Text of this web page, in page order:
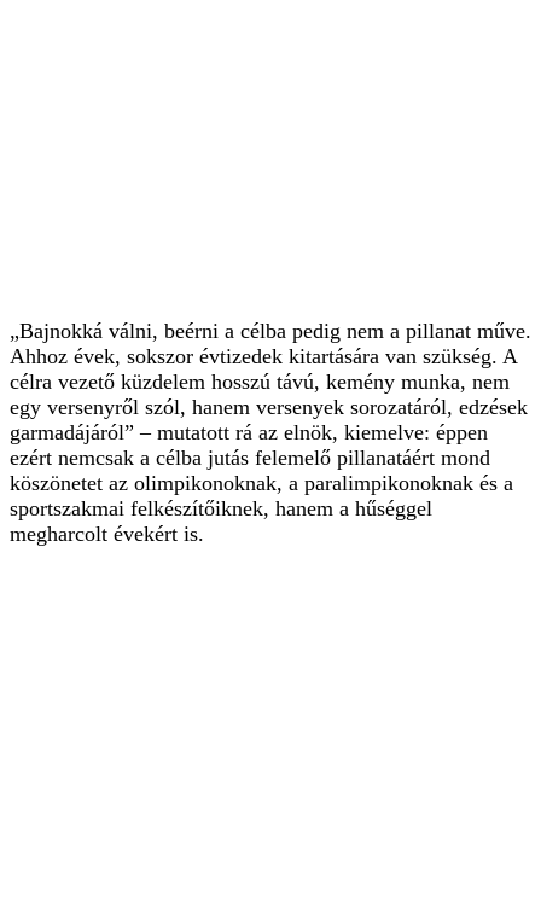
„Bajnokká válni, beérni a célba pedig nem a pillanat műve.
Ahhoz évek, sokszor évtizedek kitartására van szükség. A
célra vezető küzdelem hosszú távú, kemény munka, nem
egy versenyről szól, hanem versenyek sorozatáról, edzések
garmadájáról” – mutatott rá az elnök, kiemelve: éppen
ezért nemcsak a célba jutás felemelő pillanatáért mond
köszönetet az olimpikonoknak, a paralimpikonoknak és a
sportszakmai felkészítőiknek, hanem a hűséggel
megharcolt évekért is.